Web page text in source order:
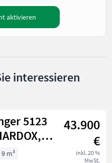
aktivieren
interessieren
5123
43.900
€
inkl. 20 %
MwSt.
9 m³